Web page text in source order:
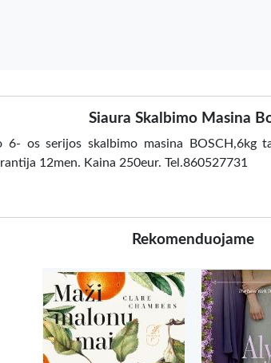
Siaura Skalbimo Masina
6- os serijos skalbimo masina BOSCH,6kg
12men. Kaina 250eur. Tel.860527731
Rekomenduojame